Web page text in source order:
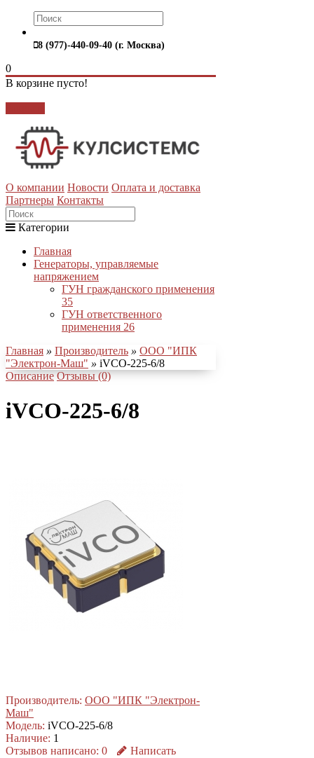
8 (977)-440-09-40 (г. Москва)
0
В корзине пусто!
О компании Новости Оплата и доставка
Партнеры Контакты
Категории
Главная
Генераторы, управляемые
напряжением
ГУН гражданского применения
35
ГУН ответственного
применения 26
Главная » Производитель » ООО "ИПК
"Электрон-Маш" » iVCO-225-6/8
Описание Отзывы (0)
iVCO-225-6/8
Производитель: ООО "ИПК "Электрон-
Маш"
Модель: iVCO-225-6/8
Наличие: 1
Отзывов написано: 0 Написать